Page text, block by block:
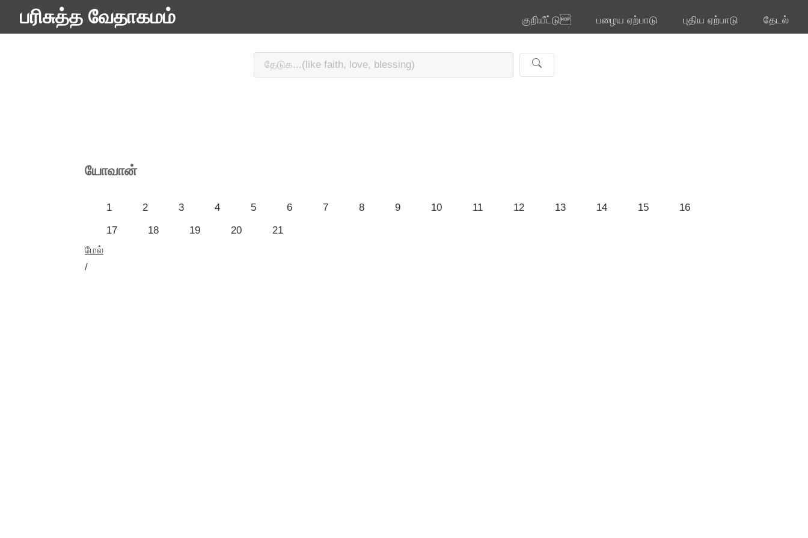
பரிசுத்த வேதாகமம் குறியீட்டு பழைய ஏற்பாடு புதிய ஏற்பாடு தேடல்
யோவான்
1 2 3 4 5 6 7 8 9 10 11 12 13 14 15
16
17
18 19 20
21
மேல்
/